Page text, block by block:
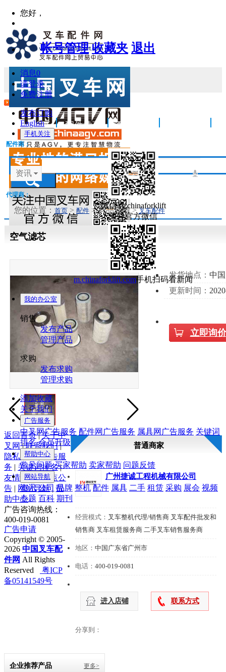
您好，
帐号管理 收藏夹 退出
消息0
请登录
免费注册
发布订购
English
手机关注
微信号:chinaforklift
关注官方微信
m.chinaforklift.com手机扫码看新闻
我的办公室
销售
发布产品
管理产品
求购
发布求购
管理求购
添加收藏
关于我们
广告服务
中叉网广告服务 配件网广告服务 属具网广告服务 关键词
排名 会员升级
帮助中心
常见问题 买家帮助 卖家帮助 问题反馈
网站导航
资讯 公司 品牌 整机 配件 属具 二手 租赁 采购 展会 视频
专题 百科 期刊
首页 配件黄页 配件中心
配件品牌
配件商铺
配件新闻
配件采购
叉车属具
叉车整机
广告服务
配件商：
资讯
代理商：
您的位置： 首页 > 配件 >叉车配件
> 产品详情
空气滤芯
发货地点： 中
更新时间：
立即询价
普通商家
广州捷诚工程机械有限公司
经营模式： 叉车整机代理/销售商 叉车配件批发和
销售商 叉车租赁服务商 二手叉车销售服务商
地区： 中国广东省广州市
电话： 400-019-0081
进入店铺 联系方式
分享到：
企业推荐产品 更多>
返回首页|关于中
叉网|联系我们|
隐私政策|广告服
务 | 关键词排名|
友情链接|站点公
告 | 网站导航| 帮
助中心
广告咨询热线：
400-019-0081
广告申请
Copyright © 2005-
2026 中国叉车配
件网 All Rights
Reserved
粤ICP
备05141549号